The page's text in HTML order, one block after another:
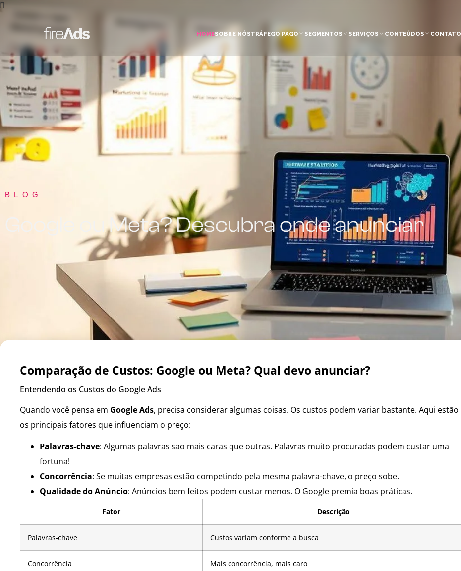
HOMESOBRE NÓSTRÁFEGO PAGO SEGMENTOS SERVIÇOS CONTEÚDOS CONTATO
BLOG
Google ou Meta? Descubra onde anunciar
Comparação de Custos: Google ou Meta? Qual devo anunciar?
Entendendo os Custos do Google Ads
Quando você pensa em Google Ads, precisa considerar algumas coisas. Os custos podem variar bastante. Aqui estão
os principais fatores que influenciam o preço:
Palavras-chave: Algumas palavras são mais caras que outras. Palavras muito procuradas podem custar uma
fortuna!
Concorrência: Se muitas empresas estão competindo pela mesma palavra-chave, o preço sobe.
Qualidade do Anúncio: Anúncios bem feitos podem custar menos. O Google premia boas práticas.
Fator Descrição
Palavras-chave Custos variam conforme a busca
Concorrência Mais concorrência, mais caro